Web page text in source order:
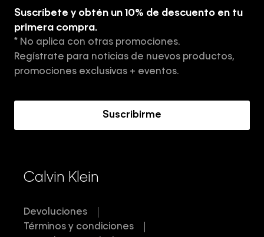
Tiendas
Aviso de privacidad
Términos y Condiciones
Suscríbete y obtén un 10% de descuento en tu
primera compra.
* No aplica con otras promociones.
Regístrate para noticias de nuevos productos,
promociones exclusivas + eventos.
Suscribirme
Calvin Klein
Devoluciones
Términos y condiciones